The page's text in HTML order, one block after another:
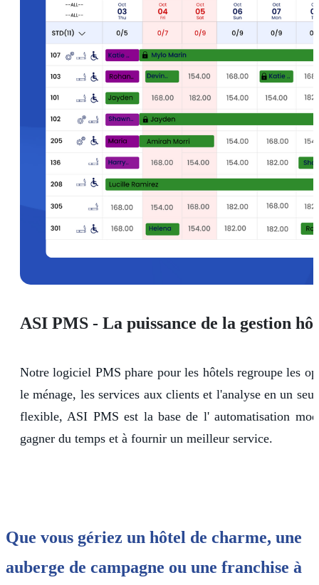
ASI PMS - La puissance de la gestion
Notre logiciel PMS phare pour les hôtels regroupe les
le ménage, les services aux clients et l'analyse en un
flexible, ASI PMSest la base de l'automatisation
gagner du temps et à fournir un meilleur service.
Que vous gériez un hôtel de charme, une
auberge de campagne ou une franchise à